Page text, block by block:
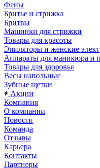
Фены
Бритье и стрижка
Бритвы
Машинки для стрижки
Товары для красоты
Эпиляторы и женские
Аппараты для маникюра и
Товары для здоровья
Весы напольные
Зубные щетки
Акции
Компания
О компании
Новости
Команда
Отзывы
Карьера
Контакты
Партнеры